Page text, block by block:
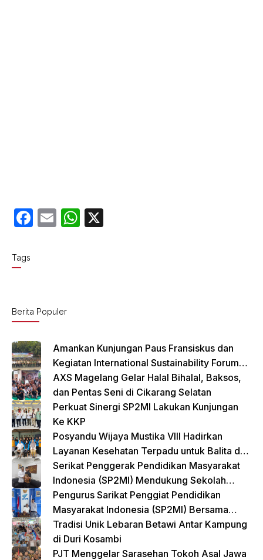
F
o
o
k
E
W
Tags
Berita Populer
Amankan Kunjungan Paus Fransiskus dan
Kegiatan International Sustainability Forum
(ISF) 2024 TNI-Polri Gelar Apel Pasukan
Gabungan
AXS Magelang Gelar Halal Bihalal, Baksos,
dan Pentas Seni di Cikarang Selatan
Perkuat Sinergi SP2MI Lakukan Kunjungan
Ke KKP
Posyandu Wijaya Mustika VIII Hadirkan
Layanan Kesehatan Terpadu untuk Balita dan
Lansia
Serikat Penggerak Pendidikan Masyarakat
Indonesia (SP2MI) Mendukung Sekolah
Rakyat yang Digagas oleh Kemensos
Pengurus Sarikat Penggiat Pendidikan
Masyarakat Indonesia (SP2MI) Bersama
Nusadaya Akademik Kunjungi Kementerian
BP2MI
Tradisi Unik Lebaran Betawi Antar Kampung
di Duri Kosambi
PJT Menggelar Sarasehan Tokoh Asal Jawa